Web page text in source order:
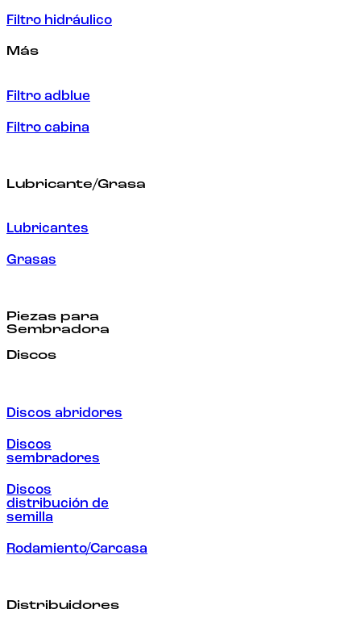
Filtro hidráulico
Más
Filtro adblue
Filtro cabina
Lubricante/Grasa
Lubricantes
Grasas
Piezas para
Sembradora
Discos
Discos abridores
Discos
sembradores
Discos
distribución de
semilla
Rodamiento/Carcasa
Distribuidores